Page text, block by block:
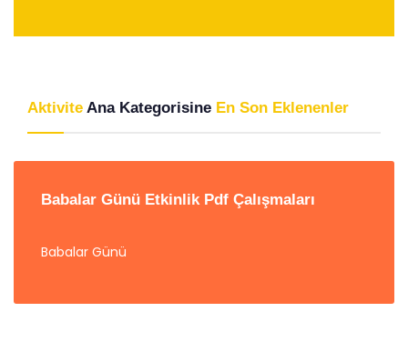
Aktivite Ana Kategorisine En Son Eklenenler
Babalar Günü Etkinlik Pdf Çalışmaları
Babalar Günü